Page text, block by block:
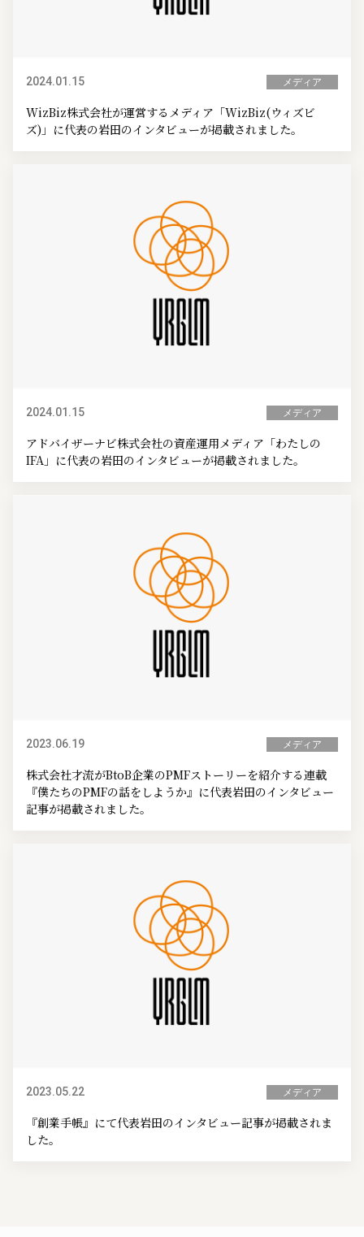
2024.01.15 メディア
WizBiz株式会社が運営するメディア「WizBiz(ウィズビ
ズ)」に代表の岩田のインタビューが掲載されました。
2024.01.15 メディア
アドバイザーナビ株式会社の資産運用メディア「わたしの
IFA」に代表の岩田のインタビューが掲載されました。
2023.06.19 メディア
株式会社才流がBtoB企業のPMFストーリーを紹介する連載
『僕たちのPMFの話をしようか』に代表岩田のインタビュー
記事が掲載されました。
2023.05.22 メディア
『創業手帳』にて代表岩田のインタビュー記事が掲載されま
した。